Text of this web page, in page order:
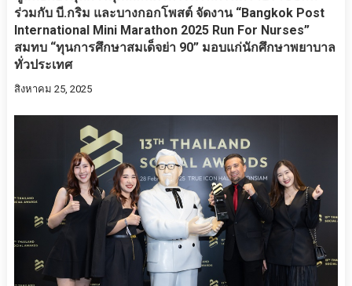
ร่วมกับ บี.กริม และบางกอกโพสต์ จัดงาน “Bangkok Post
International Mini Marathon 2025 Run For Nurses”
สมทบ “ทุนการศึกษาสมเด็จย่า 90” มอบแก่นักศึกษาพยาบาล
ทั่วประเทศ
สิงหาคม 25, 2025